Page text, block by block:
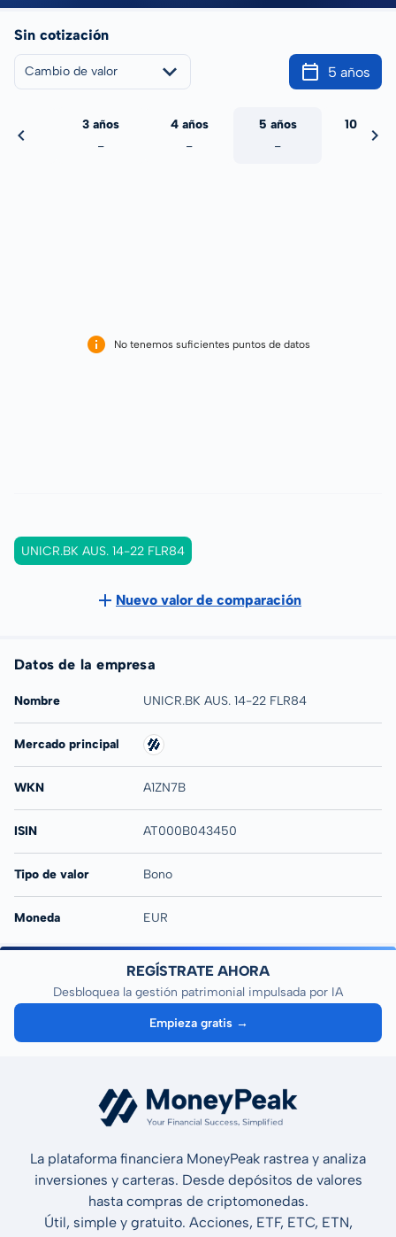
Sin cotización
Cambio de valor 5 años
3 años
-
4 años
-
5 años
-
10 años
No tenemos suficientes puntos de datos
UNICR.BK AUS. 14-22 FLR84
Nuevo valor de comparación
Datos de la empresa
Nombre UNICR.BK AUS. 14-22 FLR84
Mercado principal
WKN A1ZN7B
ISIN AT000B043450
Tipo de valor Bono
Moneda EUR
REGÍSTRATE AHORA
Desbloquea la gestión patrimonial impulsada por IA
Empieza gratis →
La plataforma financiera MoneyPeak rastrea y analiza
inversiones y carteras. Desde depósitos de valores
hasta compras de criptomonedas.
Útil, simple y gratuito. Acciones, ETF, ETC, ETN,